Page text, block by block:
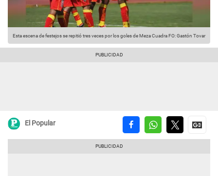
Esta escena de festejos se repitió tres veces por los goles de Meza Cuadra FO: Gastón Tovar
El Popular